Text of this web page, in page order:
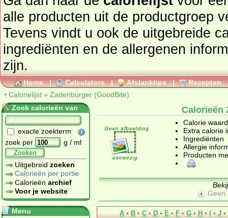
alle producten uit de productgroep
Tevens vindt u ook de uitgebreide
ingrediënten en de allergenen
zijn.
Home | Calculators | Afslanktips | Recepten
• Calorielijst » Zadenburger (GoodBite)
Zoek calorieën van
exacte zoekterm
zoek per
g / ml
Zoeken
Uitgebreid zoeken
Calorieën per portie
Calorieën archief
Voor je website
Menu
Calorieën
Calorie
Extra calorie
Ingrediënten
Allergie
Producten
Geen
A • B • C • D • E • F • G • H • I • J •